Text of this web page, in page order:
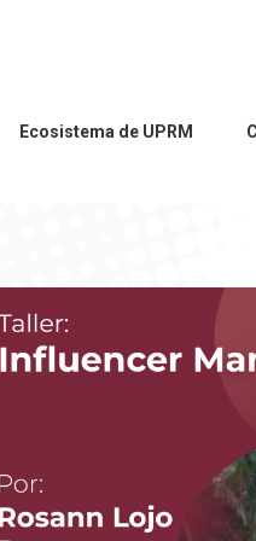
Ecosistema de UPRM